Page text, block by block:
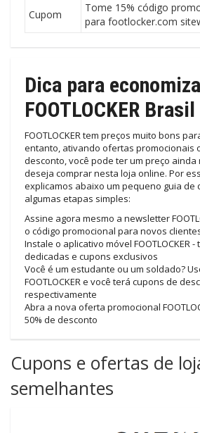
Cupom
Tome 15% código
para footlocker.com
Dica para
FOOTLOCKER Brasil
FOOTLOCKER tem preços muito bons
entanto, ativando ofertas promocionais
desconto, você pode ter um preço
deseja comprar nesta loja online. Por
explicamos abaixo um pequeno guia de
algumas etapas simples:
Assine agora mesmo a newsletter
o código promocional para novos
Instale o aplicativo móvel FOOTLOCKER
dedicadas e cupons exclusivos
Você é um estudante ou um soldado?
FOOTLOCKER e você terá cupons de
respectivamente
Abra a nova oferta promocional
50% de desconto
Cupons e ofertas de
semelhantes